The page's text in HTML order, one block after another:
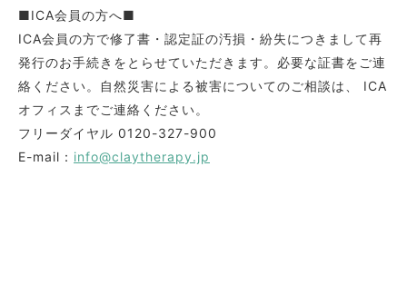
■ICA会員の方へ■
ICA会員の方で修了書・認定証の汚損・紛失につきまして再
発行のお手続きをとらせていただきます。必要な証書をご連
絡ください。自然災害による被害についてのご相談は、 ICA
オフィスまでご連絡ください。
フリーダイヤル 0120-327-900
E-mail： info@claytherapy.jp